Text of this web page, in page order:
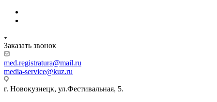
Заказать звонок
med.registratura@mail.ru
media-service@kuz.ru
г. Новокузнецк, ул.Фестивальная, 5.